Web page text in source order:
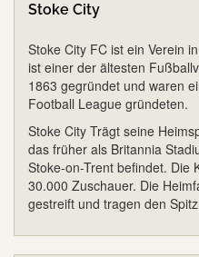
Stoke City
Stoke City FC ist ein Verein
ist einer der ältesten
1863 gegründet und waren
Football League gründeten.
Stoke City Trägt seine
das früher als Britannia
Stoke-on-Trent befindet. Die
30.000 Zuschauer. Die
gestreift und tragen den